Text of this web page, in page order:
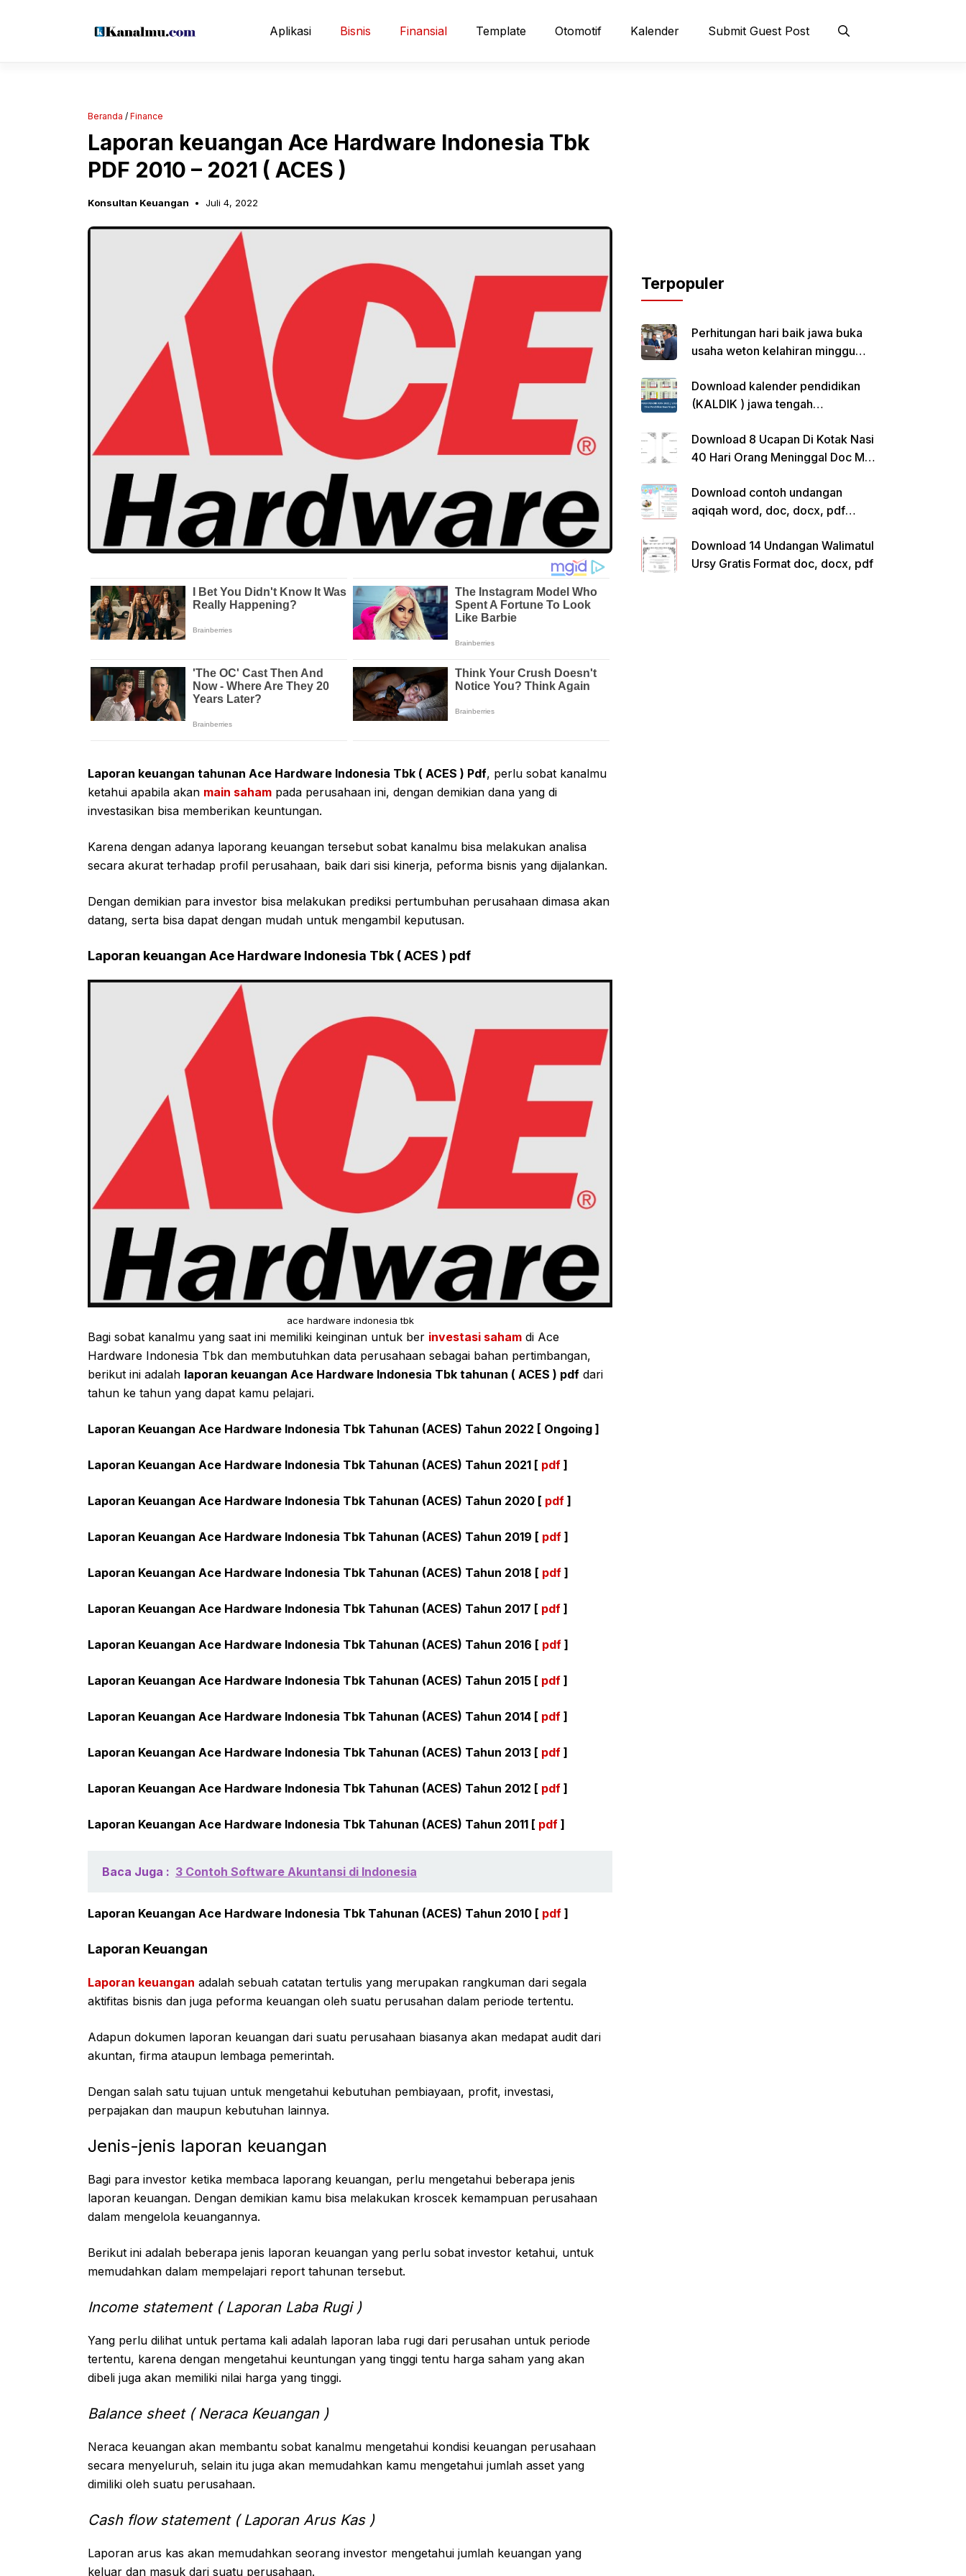
Aplikasi Bisnis Finansial Template Otomotif Kalender Submit Guest Post
Beranda / Finance
Laporan keuangan Ace Hardware Indonesia Tbk
PDF 2010 – 2021 ( ACES )
Konsultan Keuangan Juli 4, 2022
Laporan keuangan tahunan Ace Hardware Indonesia Tbk ( ACES ) Pdf, perlu sobat kanalmu
ketahui apabila akan main saham pada perusahaan ini, dengan demikian dana yang di
investasikan bisa memberikan keuntungan.
Karena dengan adanya laporang keuangan tersebut sobat kanalmu bisa melakukan analisa
secara akurat terhadap profil perusahaan, baik dari sisi kinerja, peforma bisnis yang dijalankan.
Dengan demikian para investor bisa melakukan prediksi pertumbuhan perusahaan dimasa akan
datang, serta bisa dapat dengan mudah untuk mengambil keputusan.
Laporan keuangan Ace Hardware Indonesia Tbk ( ACES ) pdf
ace hardware indonesia tbk
Bagi sobat kanalmu yang saat ini memiliki keinginan untuk ber investasi saham di Ace
Hardware Indonesia Tbk dan membutuhkan data perusahaan sebagai bahan pertimbangan,
berikut ini adalah laporan keuangan Ace Hardware Indonesia Tbk tahunan ( ACES ) pdf dari
tahun ke tahun yang dapat kamu pelajari.
Laporan Keuangan Ace Hardware Indonesia Tbk Tahunan (ACES) Tahun 2022 [ Ongoing ]
Laporan Keuangan Ace Hardware Indonesia Tbk Tahunan (ACES) Tahun 2021 [ pdf ]
Laporan Keuangan Ace Hardware Indonesia Tbk Tahunan (ACES) Tahun 2020 [ pdf ]
Laporan Keuangan Ace Hardware Indonesia Tbk Tahunan (ACES) Tahun 2019 [ pdf ]
Laporan Keuangan Ace Hardware Indonesia Tbk Tahunan (ACES) Tahun 2018 [ pdf ]
Laporan Keuangan Ace Hardware Indonesia Tbk Tahunan (ACES) Tahun 2017 [ pdf ]
Laporan Keuangan Ace Hardware Indonesia Tbk Tahunan (ACES) Tahun 2016 [ pdf ]
Laporan Keuangan Ace Hardware Indonesia Tbk Tahunan (ACES) Tahun 2015 [ pdf ]
Laporan Keuangan Ace Hardware Indonesia Tbk Tahunan (ACES) Tahun 2014 [ pdf ]
Laporan Keuangan Ace Hardware Indonesia Tbk Tahunan (ACES) Tahun 2013 [ pdf ]
Laporan Keuangan Ace Hardware Indonesia Tbk Tahunan (ACES) Tahun 2012 [ pdf ]
Laporan Keuangan Ace Hardware Indonesia Tbk Tahunan (ACES) Tahun 2011 [ pdf ]
Baca Juga : 3 Contoh Software Akuntansi di Indonesia
Laporan Keuangan Ace Hardware Indonesia Tbk Tahunan (ACES) Tahun 2010 [ pdf ]
Laporan Keuangan
Laporan keuangan adalah sebuah catatan tertulis yang merupakan rangkuman dari segala
aktifitas bisnis dan juga peforma keuangan oleh suatu perusahan dalam periode tertentu.
Adapun dokumen laporan keuangan dari suatu perusahaan biasanya akan medapat audit dari
akuntan, firma ataupun lembaga pemerintah.
Dengan salah satu tujuan untuk mengetahui kebutuhan pembiayaan, profit, investasi,
perpajakan dan maupun kebutuhan lainnya.
Jenis-jenis laporan keuangan
Bagi para investor ketika membaca laporang keuangan, perlu mengetahui beberapa jenis
laporan keuangan. Dengan demikian kamu bisa melakukan kroscek kemampuan perusahaan
dalam mengelola keuangannya.
Berikut ini adalah beberapa jenis laporan keuangan yang perlu sobat investor ketahui, untuk
memudahkan dalam mempelajari report tahunan tersebut.
Income statement ( Laporan Laba Rugi )
Yang perlu dilihat untuk pertama kali adalah laporan laba rugi dari perusahan untuk periode
tertentu, karena dengan mengetahui keuntungan yang tinggi tentu harga saham yang akan
dibeli juga akan memiliki nilai harga yang tinggi.
Balance sheet ( Neraca Keuangan )
Neraca keuangan akan membantu sobat kanalmu mengetahui kondisi keuangan perusahaan
secara menyeluruh, selain itu juga akan memudahkan kamu mengetahui jumlah asset yang
dimiliki oleh suatu perusahaan.
Cash flow statement ( Laporan Arus Kas )
Laporan arus kas akan memudahkan seorang investor mengetahui jumlah keuangan yang
keluar dan masuk dari suatu perusahaan.
Terpopuler
Perhitungan hari baik jawa buka
usaha weton kelahiran minggu
Download kalender pendidikan
(KALDIK ) jawa tengah
Download 8 Ucapan Di Kotak Nasi
40 Hari Orang Meninggal Doc Ms.
Download contoh undangan
aqiqah word, doc, docx, pdf
Download 14 Undangan Walimatul
Ursy Gratis Format doc, docx, pdf